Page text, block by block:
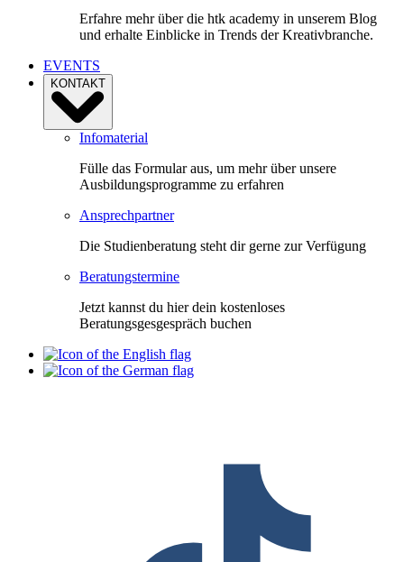
Erfahre mehr über die htk academy in unserem Blog
und erhalte Einblicke in Trends der Kreativbranche.
EVENTS
KONTAKT
Infomaterial
Fülle das Formular aus, um mehr über unsere
Ausbildungsprogramme zu erfahren
Ansprechpartner
Die Studienberatung steht dir gerne zur Verfügung
Beratungstermine
Jetzt kannst du hier dein kostenloses
Beratungsgesgespräch buchen